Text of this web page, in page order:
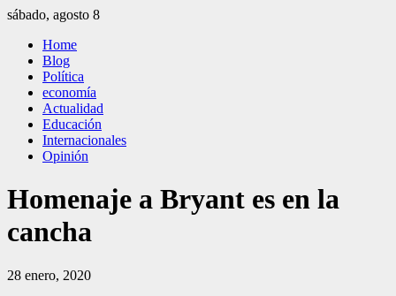
Saltar
contenido
sábado, agosto 8
El Independiente
El independiente Libre y Transparente
Home
Blog
Política
economía
Actualidad
Educación
Internacionales
Opinión
Homenaje a Bryant es en la
cancha
28 enero, 2020